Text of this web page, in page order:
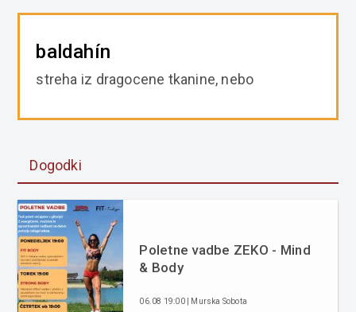
baldahín
streha iz dragocene tkanine, nebo
Dogodki
Poletne vadbe ZEKO - Mind
& Body
06.08 19:00 | Murska Sobota